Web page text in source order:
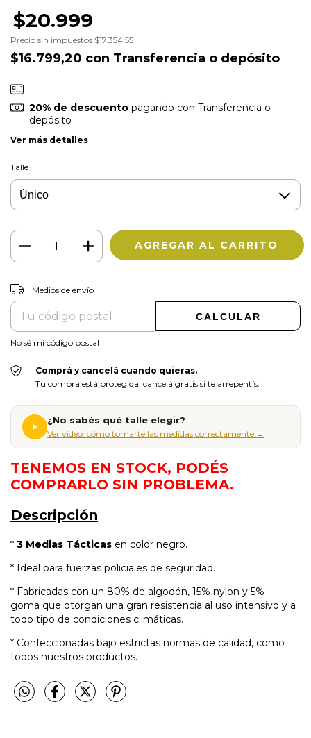
$20.999
Precio sin impuestos $17.354,55
$16.799,20 con Transferencia o depósito
20% de descuentopagando con Transferencia o
depósito
Ver más detalles
Talle
Entregas para el CP:
Medios de envío
CALCULAR
No sé mi código postal
Comprá y cancelá cuando quieras.
Tu compra está protegida, cancelá gratis si te arrepentís.
¿No sabés qué talle elegir?
Ver video: cómo tomarte las medidas correctamente →
TENEMOS EN STOCK, PODÉS
COMPRARLO SIN PROBLEMA.
Descripción
* 3 Medias Tácticas en color negro.
* Ideal para fuerzas policiales de seguridad.
* Fabricadas con un 80% de algodón, 15% nylon y 5%
goma que otorgan una gran resistencia al uso intensivo y a
todo tipo de condiciones climáticas.
* Confeccionadas bajo estrictas normas de calidad, como
todos nuestros productos.